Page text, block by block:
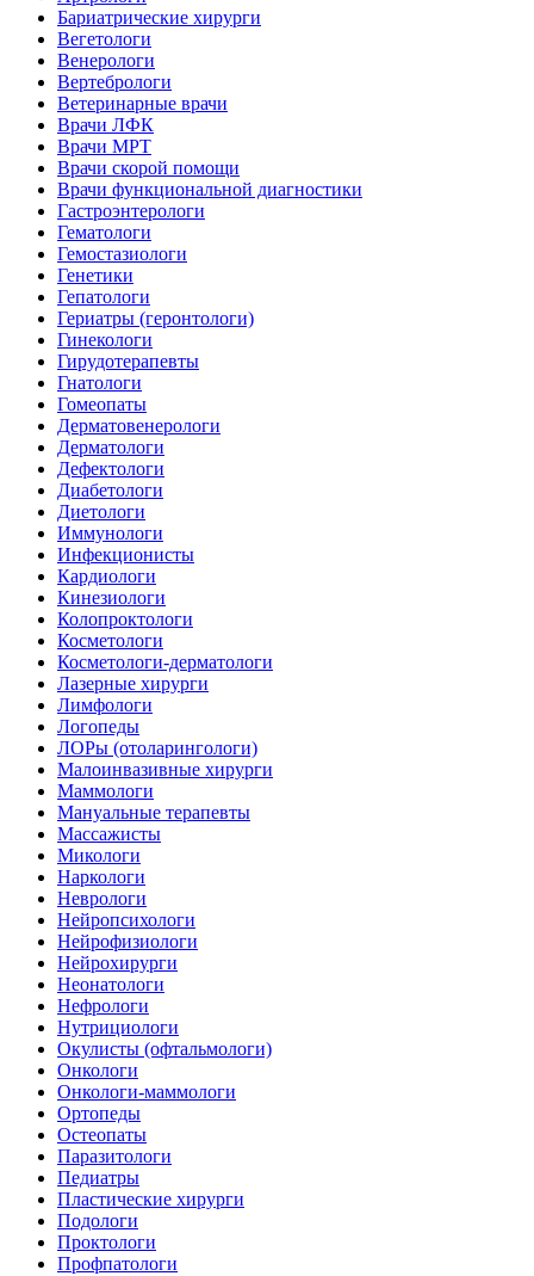
Бариатрические хирурги
Вегетологи
Венерологи
Вертебрологи
Ветеринарные врачи
Врачи ЛФК
Врачи МРТ
Врачи скорой помощи
Врачи функциональной диагностики
Гастроэнтерологи
Гематологи
Гемостазиологи
Генетики
Гепатологи
Гериатры (геронтологи)
Гинекологи
Гирудотерапевты
Гнатологи
Гомеопаты
Дерматовенерологи
Дерматологи
Дефектологи
Диабетологи
Диетологи
Иммунологи
Инфекционисты
Кардиологи
Кинезиологи
Колопроктологи
Косметологи
Косметологи-дерматологи
Лазерные хирурги
Лимфологи
Логопеды
ЛОРы (отоларингологи)
Малоинвазивные хирурги
Маммологи
Мануальные терапевты
Массажисты
Микологи
Наркологи
Неврологи
Нейропсихологи
Нейрофизиологи
Нейрохирурги
Неонатологи
Нефрологи
Нутрициологи
Окулисты (офтальмологи)
Онкологи
Онкологи-маммологи
Ортопеды
Остеопаты
Паразитологи
Педиатры
Пластические хирурги
Подологи
Проктологи
Профпатологи